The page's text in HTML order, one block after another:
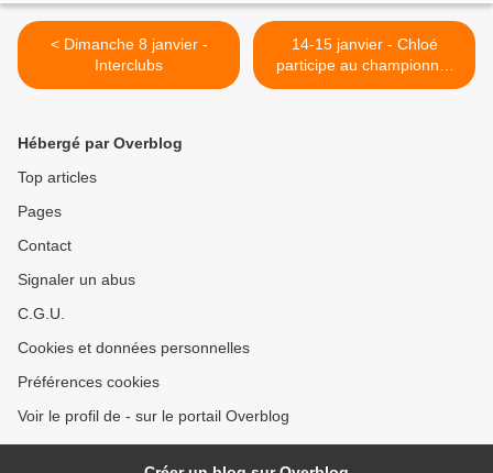
< Dimanche 8 janvier -
Interclubs
14-15 janvier - Chloé
participe au championnat
d'Alsace >
Hébergé par Overblog
Top articles
Pages
Contact
Signaler un abus
C.G.U.
Cookies et données personnelles
Préférences cookies
Voir le profil de - sur le portail Overblog